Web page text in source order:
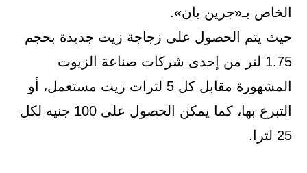
الخاص بـ«جرين بان».
حيث يتم الحصول على زجاجة زيت جديدة بحجم
1.75 لتر من إحدى شركات صناعة الزيوت
المشهورة مقابل كل 5 لترات زيت مستعمل، أو
التبرع بها، كما يمكن الحصول على 100 جنيه لكل
25 لترا.